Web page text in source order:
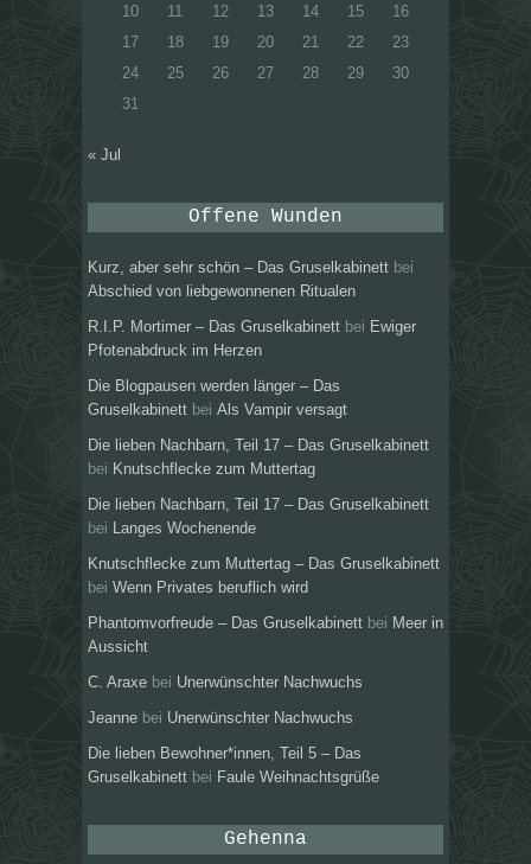
10
11 12 13 14 15
16
17
18 19 20 21 22
23
24
25 26 27 28 29
30
31
« Jul
Offene Wunden
Kurz, aber sehr schön – Das Gruselkabinett bei
Abschied von liebgewonnenen Ritualen
R.I.P. Mortimer – Das Gruselkabinett bei Ewiger
Pfotenabdruck im Herzen
Die Blogpausen werden länger – Das
Gruselkabinett bei Als Vampir versagt
Die lieben Nachbarn, Teil 17 – Das Gruselkabinett
bei Knutschflecke zum Muttertag
Die lieben Nachbarn, Teil 17 – Das Gruselkabinett
bei
Langes Wochenende
Knutschflecke zum Muttertag – Das Gruselkabinett
bei Wenn Privates beruflich wird
Phantomvorfreude – Das Gruselkabinett bei Meer in
Aussicht
C. Araxe bei Unerwünschter Nachwuchs
Jeanne bei Unerwünschter Nachwuchs
Die lieben Bewohner*innen, Teil 5 – Das
Gruselkabinett bei Faule Weihnachtsgrüße
Gehenna